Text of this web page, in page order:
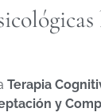
Terapia
y